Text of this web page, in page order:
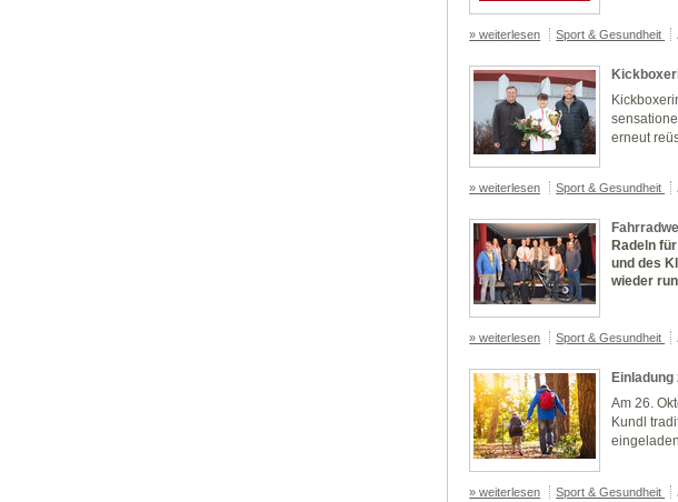
» weiterlesen Sport & Gesundheit
erneut
» weiterlesen Sport & Gesundheit
Radeln
und des
wieder
» weiterlesen Sport & Gesundheit
Am 26.
Kundl
» weiterlesen Sport & Gesundheit